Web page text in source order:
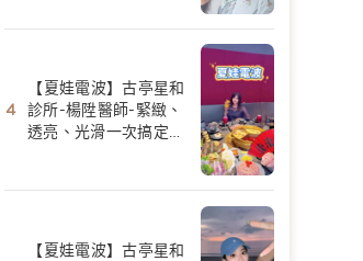
【夏娃電波】古亭星和
診所-楊陞醫師-緊緻、
透亮、光滑一次搞定｜
【夏娃電波】古亭星和